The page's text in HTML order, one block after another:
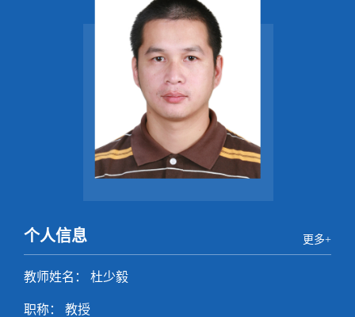
个人信息 更多+
教师姓名： 杜少毅
职称： 教授